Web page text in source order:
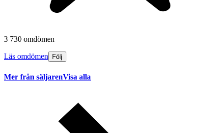
3 730 omdömen
Läs omdömen Följ
Mer från säljarenVisa alla